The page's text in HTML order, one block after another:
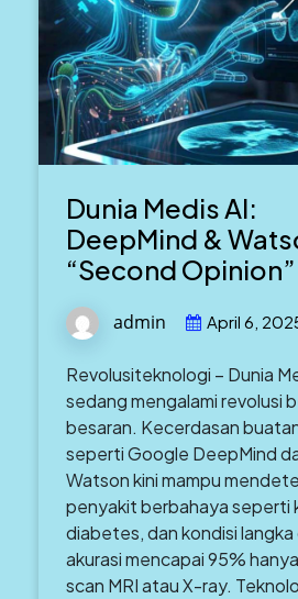
Dunia Medis AI:
DeepMind &
“Second Opinion”
admin April 6,
Revolusiteknologi – Dunia
sedang mengalami revolusi
besaran. Kecerdasan
seperti Google DeepMind
Watson kini mampu
penyakit berbahaya seperti
diabetes, dan kondisi
akurasi mencapai 95%
scan MRI atau X-ray.